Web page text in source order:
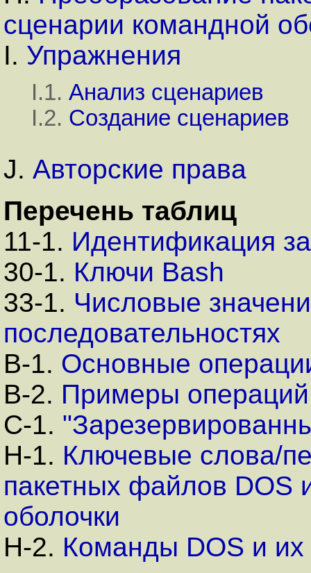
сценарии командной
I. Упражнения
I.1. Анализ сценариев
I.2. Создание сценариев
J. Авторские права
Перечень таблиц
11-1. Идентификация
30-1. Ключи Bash
33-1. Числовые
последовательностях
B-1. Основные
B-2. Примеры
C-1.
H-1. Ключевые слова/
пакетных файлов DOS
оболочки
H-2. Команды DOS и их